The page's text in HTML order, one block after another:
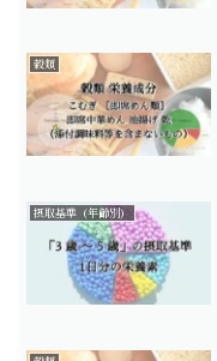
穀類
摂取基準（年齢別）